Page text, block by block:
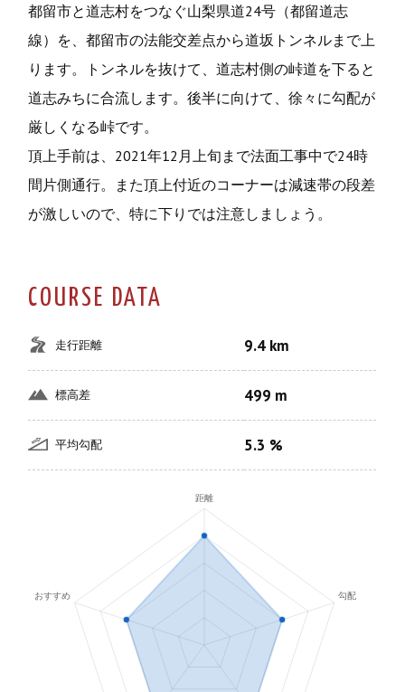
都留市と道志村をつなぐ山梨県道24号（都留道志
線）を、都留市の法能交差点から道坂トンネルまで上
ります。トンネルを抜けて、道志村側の峠道を下ると
道志みちに合流します。後半に向けて、徐々に勾配が
厳しくなる峠です。
頂上手前は、2021年12月上旬まで法面工事中で24時
間片側通行。また頂上付近のコーナーは減速帯の段差
が激しいので、特に下りでは注意しましょう。
COURSE DATA
走行距離 9.4 km
標高差 499 m
平均勾配 5.3 %